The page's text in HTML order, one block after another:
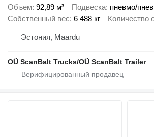
Объем 92,89 м³ Подвеска пневмо/
Собственный вес 6 488 кг Количество
Эстония, Maardu
OÜ ScanBalt Trucks/OÜ ScanBalt Trailer